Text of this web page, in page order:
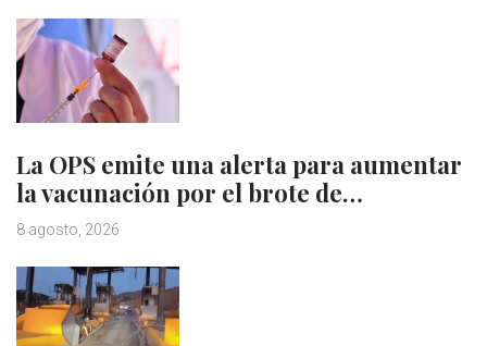
La OPS emite una alerta para aumentar
la vacunación por el brote de…
8 agosto, 2026